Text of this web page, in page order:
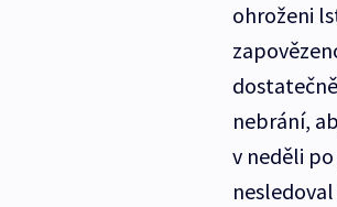
ohroženi
nebrání,
v neděli